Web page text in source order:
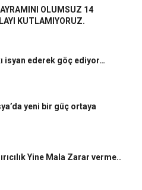
OLUMSUZ 14
KUTLAMIYORUZ.
isyan ederek göç ediyor…
yeni bir güç ortaya
Yine Mala Zarar verme..